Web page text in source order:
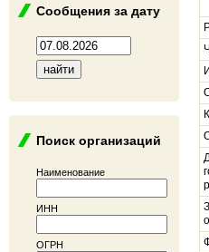
Сообщения за дату
Поиск организаций
Наименование
ИНН
ОГРН